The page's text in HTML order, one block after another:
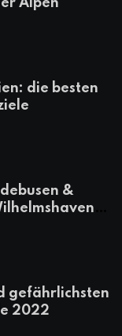
Alpen
die besten
&
gefährlichsten
2022